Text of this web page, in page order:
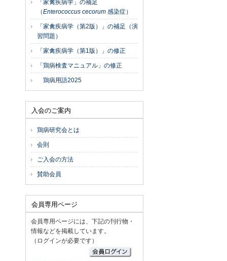
「家禽疾病学」の補足
（Enterococcus cecorum 感染症）
「家禽疾病学（第2版）」の補足（演
習問題）
「家禽疾病学（第1版）」の修正
「鶏病検査マニュアル」の修正
鶏病用語2025
入会のご案内
鶏病研究会とは
会則
ご入会の方法
賛助会員
会員専用ページ
会員専用ページには、下記の刊行物・
情報などを掲載しています。
（ログインが必要です）